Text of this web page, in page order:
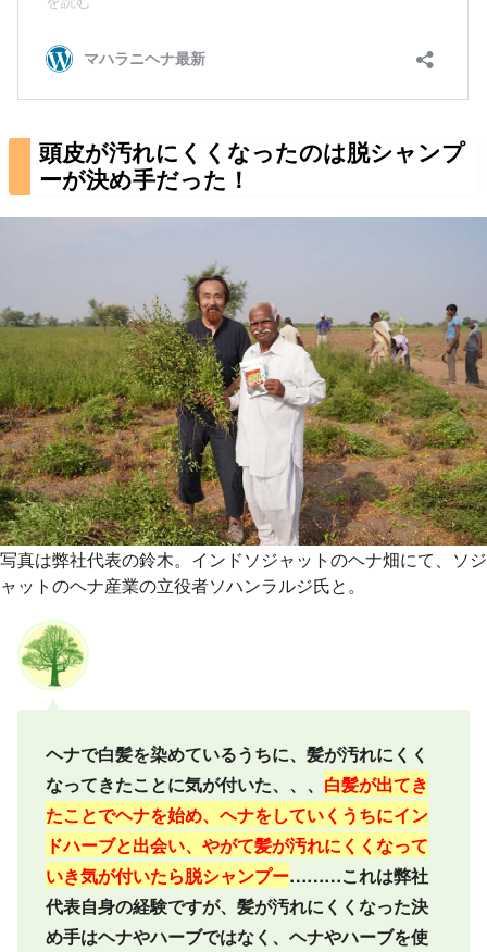
頭皮が汚れにくくなったのは脱シャンプ
ーが決め手だった！
写真は弊社代表の鈴木。インドソジャットのヘナ畑にて、ソジ
ャットのヘナ産業の立役者ソハンラルジ氏と。
ヘナで白髪を染めているうちに、髪が汚れにくく
なってきたことに気が付いた、、、 白髪が出てき
たことでヘナを始め、ヘナをしていくうちにイン
ドハーブと出会い、やがて髪が汚れにくくなって
いき気が付いたら脱シャンプー………これは弊社
代表自身の経験ですが、髪が汚れにくくなった決
め手はヘナやハーブではなく、ヘナやハーブを使